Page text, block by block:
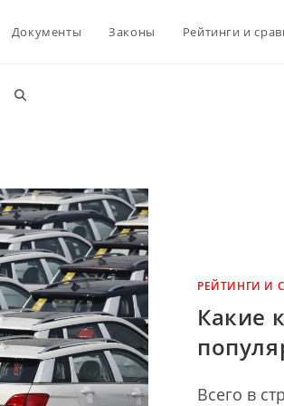
Документы Законы Рейтинги и
Переключить
по
веб-
сайту
РЕЙТИНГИ И
Какие
Всего в